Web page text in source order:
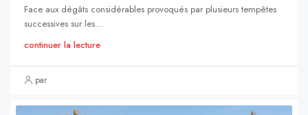
Face aux dégâts considérables provoqués par plusieurs tempêtes
successives sur les...
continuer la lecture
par